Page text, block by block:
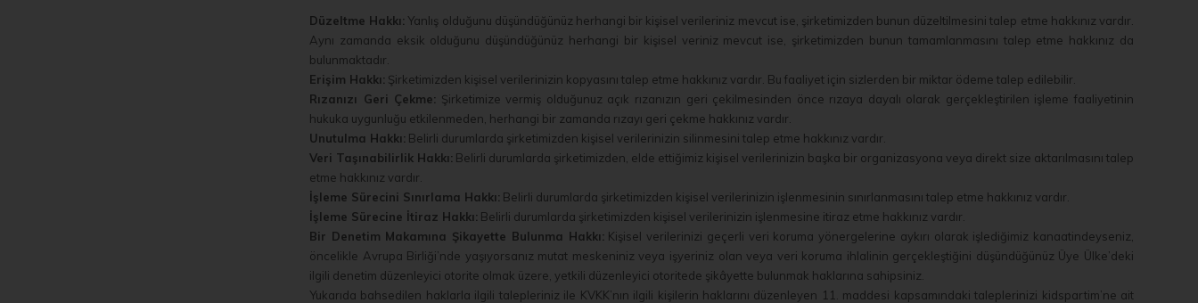
Düzeltme Hakkı: Yanlış olduğunu düşündüğünüz herhangi bir kişisel verileriniz mevcut ise, şirketimizden bunun düzeltilmesini talep etme hakkınız vardır.
Aynı zamanda eksik olduğunu düşündüğünüz herhangi bir kişisel veriniz mevcut ise, şirketimizden bunun tamamlanmasını talep etme hakkınız da
bulunmaktadır.
Erişim Hakkı: Şirketimizden kişisel verilerinizin kopyasını talep etme hakkınız vardır. Bu faaliyet için sizlerden bir miktar ödeme talep edilebilir.
Rızanızı Geri Çekme: Şirketimize vermiş olduğunuz açık rızanızın geri çekilmesinden önce rızaya dayalı olarak gerçekleştirilen işleme faaliyetinin
hukuka uygunluğu etkilenmeden, herhangi bir zamanda rızayı geri çekme hakkınız vardır.
Unutulma Hakkı: Belirli durumlarda şirketimizden kişisel verilerinizin silinmesini talep etme hakkınız vardır.
Veri Taşınabilirlik Hakkı: Belirli durumlarda şirketimizden, elde ettiğimiz kişisel verilerinizin başka bir organizasyona veya direkt size aktarılmasını talep
etme hakkınız vardır.
İşleme Sürecini Sınırlama Hakkı: Belirli durumlarda şirketimizden kişisel verilerinizin işlenmesinin sınırlanmasını talep etme hakkınız vardır.
İşleme Sürecine İtiraz Hakkı: Belirli durumlarda şirketimizden kişisel verilerinizin işlenmesine itiraz etme hakkınız vardır.
Bir Denetim Makamına Şikayette Bulunma Hakkı: Kişisel verilerinizi geçerli veri koruma yönergelerine aykırı olarak işlediğimiz kanaatindeyseniz,
öncelikle Avrupa Birliği’nde yaşıyorsanız mutat meskeniniz veya işyeriniz olan veya veri koruma ihlalinin gerçekleştiğini düşündüğünüz Üye Ülke’deki
ilgili denetim düzenleyici otorite olmak üzere, yetkili düzenleyici otoritede şikâyette bulunmak haklarına sahipsiniz.
Yukarıda bahsedilen haklarla ilgili talepleriniz ile KVKK’nın ilgili kişilerin haklarını düzenleyen 11. maddesi kapsamındaki taleplerinizi kidspartim’ne ait